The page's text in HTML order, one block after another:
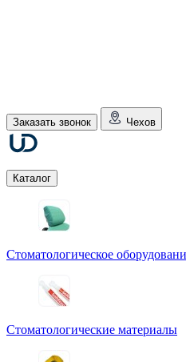
Заказать звонок Чехов
Каталог
Стоматологическое
Стоматологические материалы